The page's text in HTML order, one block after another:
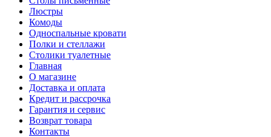
Люстры
Комоды
Односпальные кровати
Полки и стеллажи
Столики туалетные
Главная
О магазине
Доставка и оплата
Кредит и рассрочка
Гарантия и сервис
Возврат товара
Контакты